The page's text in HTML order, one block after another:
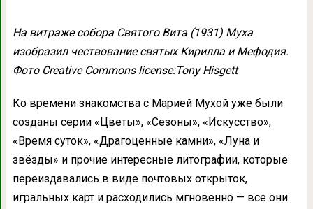
На витраже собора Святого Вита (1931) Муха
изобразил чествование святых Кирилла и Мефодия.
Фото Creative Commons license:Tony Hisgett
Ко времени знакомства с Марией Мухой уже были
созданы серии «Цветы», «Сезоны», «Искусство»,
«Время суток», «Драгоценные камни», «Луна и
звёзды» и прочие интересные литографии, которые
переиздавались в виде почтовых открыток,
игральных карт и расходились мгновенно — все они